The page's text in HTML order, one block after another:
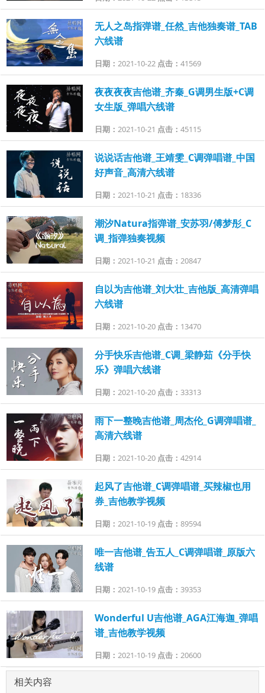
无人之岛指弹谱_任然_吉他独奏谱_TAB
六线谱
日期： 2021-10-22 点击： 41569
夜夜夜夜吉他谱_齐秦_G调男生版+C调
女生版_弹唱六线谱
日期： 2021-10-21 点击： 45115
说说话吉他谱_王靖雯_C调弹唱谱_中国
好声音_高清六线谱
日期： 2021-10-21 点击： 18336
潮汐Natura指弹谱_安苏羽/傅梦彤_C
调_指弹独奏视频
日期： 2021-10-21 点击： 20847
自以为吉他谱_刘大壮_吉他版_高清弹唱
六线谱
日期： 2021-10-20 点击： 13470
分手快乐吉他谱_C调_梁静茹《分手快
乐》弹唱六线谱
日期： 2021-10-20 点击： 33313
雨下一整晚吉他谱_周杰伦_G调弹唱谱_
高清六线谱
日期： 2021-10-20 点击： 42914
起风了吉他谱_C调弹唱谱_买辣椒也用
券_吉他教学视频
日期： 2021-10-19 点击： 89594
唯一吉他谱_告五人_C调弹唱谱_原版六
线谱
日期： 2021-10-19 点击： 39353
Wonderful U吉他谱_AGA江海迦_弹唱
谱_吉他教学视频
日期： 2021-10-19 点击： 20600
相关内容